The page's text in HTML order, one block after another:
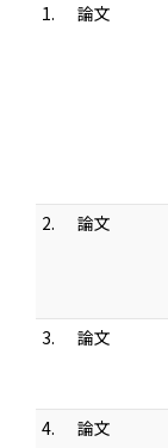
1.
論文
2. 論文
3.
論文
4.
論文